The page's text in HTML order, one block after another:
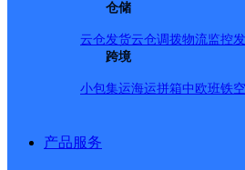
仓储
云仓发货云仓调拨物流监控
跨境
小包集运海运拼箱中欧班铁
产品服务
丹凤县(26)
洛南县,商洛市,